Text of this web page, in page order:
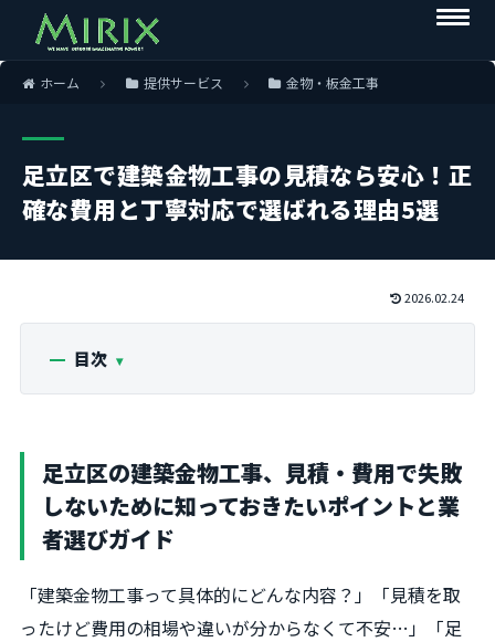
ホーム 提供サービス 金物・板金工事
足立区で建築金物工事の見積なら安心！正
確な費用と丁寧対応で選ばれる理由5選
2026.02.24
目次
足立区の建築金物工事、見積・費用で失敗
しないために知っておきたいポイントと業
者選びガイド
「建築金物工事って具体的にどんな内容？」「見積を取
ったけど費用の相場や違いが分からなくて不安…」「足